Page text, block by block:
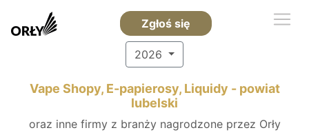
Zgłoś się
2026
Vape Shopy, E-papierosy, Liquidy - powiat
lubelski
oraz inne firmy z branży nagrodzone przez Orły